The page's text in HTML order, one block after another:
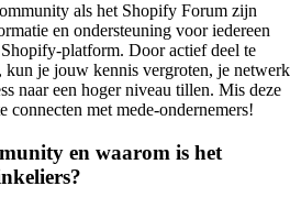
als het Shopify Forum zijn
en ondersteuning voor iedereen
platform. Door actief deel te
kun je jouw kennis vergroten, je netwerk
naar een hoger niveau tillen. Mis deze
connecten met mede-ondernemers!
en waarom is het